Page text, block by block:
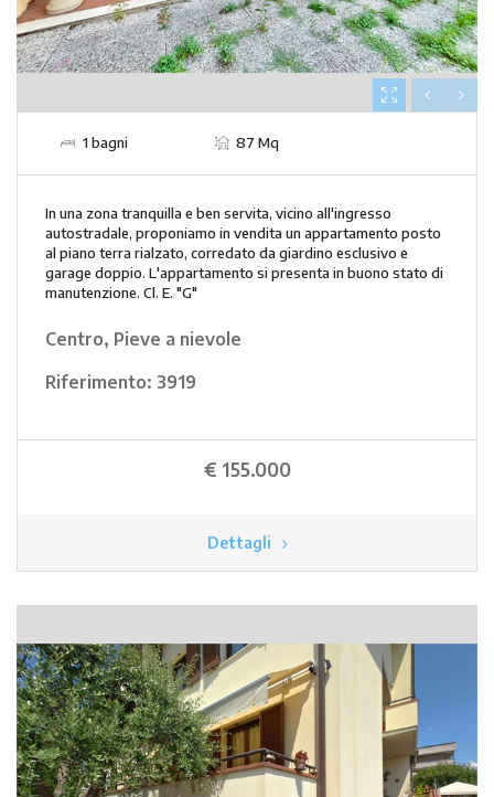
1 bagni 87 Mq
In una zona tranquilla e ben servita, vicino all'ingresso
autostradale, proponiamo in vendita un appartamento posto
al piano terra rialzato, corredato da giardino esclusivo e
garage doppio. L'appartamento si presenta in buono stato di
manutenzione. Cl. E. "G"
Centro, Pieve a nievole
Riferimento: 3919
€ 155.000
Dettagli